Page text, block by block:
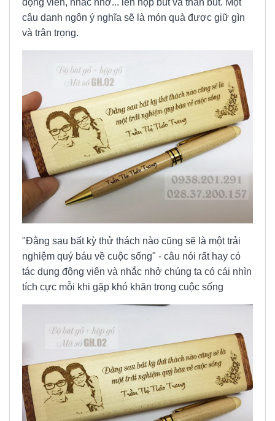
động viên, nhắc nhở... lên hộp bút và thân bút. Một
câu danh ngôn ý nghĩa sẽ là món quà được giữ gìn
và trân trọng.
"Đằng sau bất kỳ thử thách nào cũng sẽ là một trải
nghiệm quý báu về cuộc sống" - câu nói rất hay có
tác dụng động viên và nhắc nhở chúng ta có cái nhìn
tích cực mỗi khi gặp khó khăn trong cuộc sống